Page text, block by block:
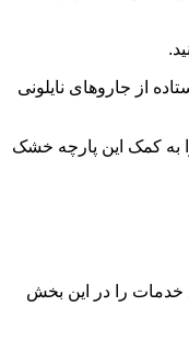
از جاروهای نایلونی
به کمک این پارچه خشک
خدمات را در این بخش